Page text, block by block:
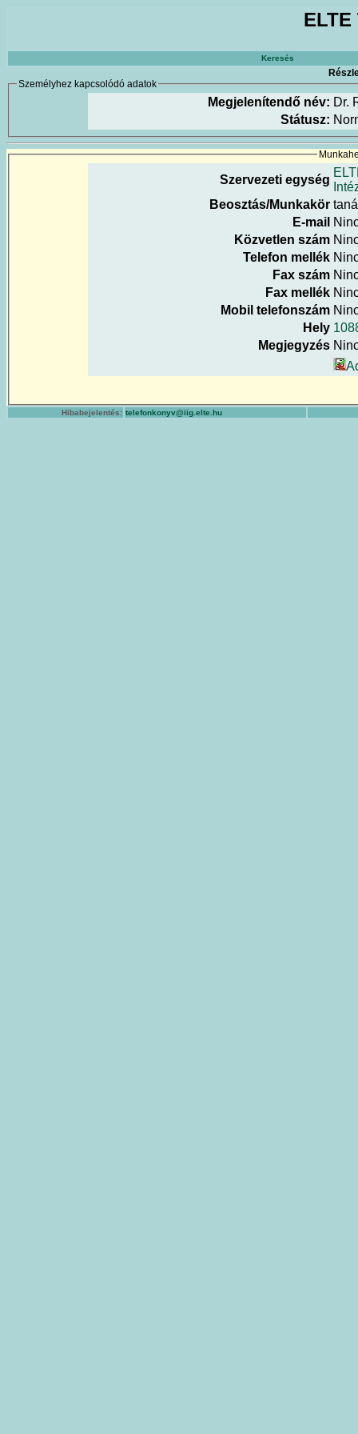
Keresés
Személyhez kapcsolódó adatok
Megjelenítendő név: Dr.
Státusz:
Szervezeti egység
Beosztás/Munkakör
E-mail
Közvetlen szám
Telefon mellék
Fax szám
Fax mellék
Mobil telefonszám
Hely
Megjegyzés
Hibabejelentés: telefonkonyv@iig.elte.hu